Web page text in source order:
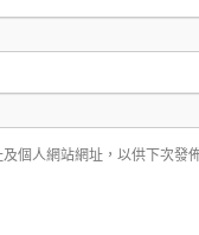
個人網站網址，以供下次發